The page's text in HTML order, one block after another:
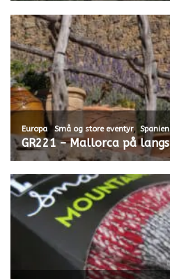
Europa , Små og store eventyr, Spanien
GR221 – Mallorca på langs